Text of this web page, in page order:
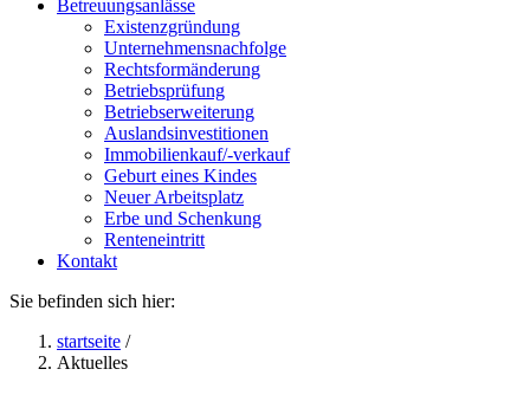
Betreuungsanlässe
Existenzgründung
Unternehmensnachfolge
Rechtsformänderung
Betriebsprüfung
Betriebserweiterung
Auslandsinvestitionen
Immobilienkauf/-verkauf
Geburt eines Kindes
Neuer Arbeitsplatz
Erbe und Schenkung
Renteneintritt
Kontakt
Sie befinden sich hier:
startseite /
Aktuelles